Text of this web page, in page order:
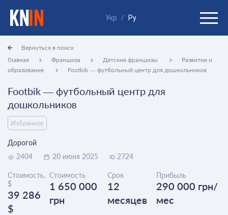
Укр / Ру
Главная Франшиза Детские франшизы
Развитие и
образование
Footbik — футбольный центр для дошкольников
Вернуться в поиск
Footbik — футбольный центр для
дошкольников
Избранное
Дорогой
2404
20 июня 2025 ID 2724
Стоимость,
$
39 286
$
Стоимость
1 650 000
грн
Срок
12
месяцев
Прибыль
290 000 грн/
мес